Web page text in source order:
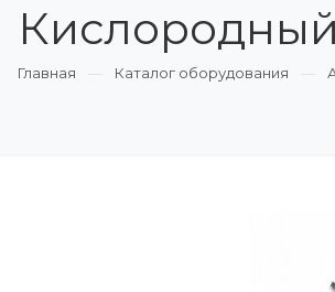
Главная Каталог оборудования